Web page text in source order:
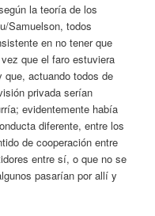
la teoría de los
Samuelson, todos
en no tener que
que el faro estuviera
actuando todos de
privada serían
evidentemente había
diferente, entre los
de cooperación entre
entre sí, o que no se
pasarían por allí y